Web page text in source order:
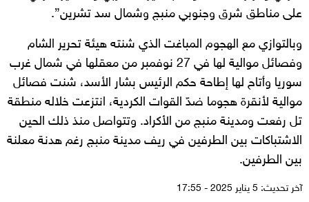
على مناطق شرق وجنوبي منبج وشمال سد تشرين”.
وبالتوازي مع الهجوم المباغت الذي شنته هيئة تحرير الشام
وفصائل موالية لها في 27 نوفمبر من معقلها في شمال غرب
سوريا وأتاح لها إطاحة حكم الرئيس بشار الأسد، شنت فصائل
موالية لأنقرة هجوما ضدّ القوات الكردية، انتزعت خلاله منطقة
تل رفعت ومدينة منبج من الأكراد. وتتواصل منذ ذلك الحين
الاشتباكات بين الطرفين في ريف مدينة منبج رغم هدنة معلنة
بين الطرفين.
آخر تحديث: 5 يناير 2025 - 17:55